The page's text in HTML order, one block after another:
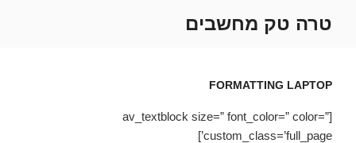
לתוכןטרה טק מחשבים
FORMATTING LAPTOP
[av_textblock size=” font_color=” color=”
custom_class=’full_page’]